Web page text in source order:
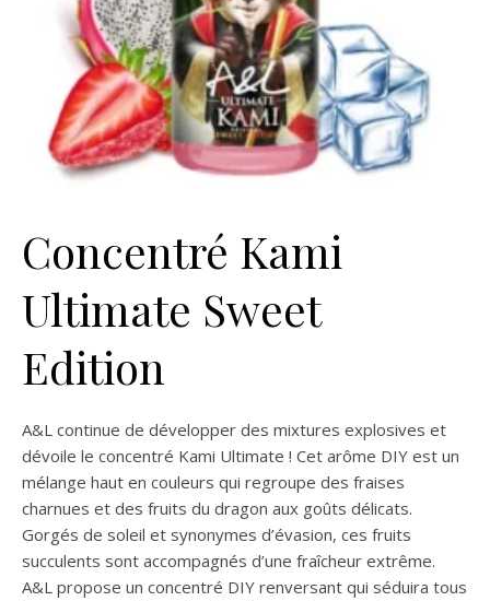
Concentré Kami
Ultimate Sweet
Edition
A&L continue de développer des mixtures explosives et
dévoile le concentré Kami Ultimate ! Cet arôme DIY est un
mélange haut en couleurs qui regroupe des fraises
charnues et des fruits du dragon aux goûts délicats.
Gorgés de soleil et synonymes d’évasion, ces fruits
succulents sont accompagnés d’une fraîcheur extrême.
A&L propose un concentré DIY renversant qui séduira tous